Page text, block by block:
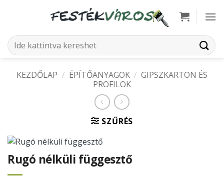
Keresés
a
KEZDŐLAP / ÉPÍTŐANYAGOK / GIPSZKARTON ÉS
PROFILOK
SZŰRÉS
Rugó nélküli függesztő